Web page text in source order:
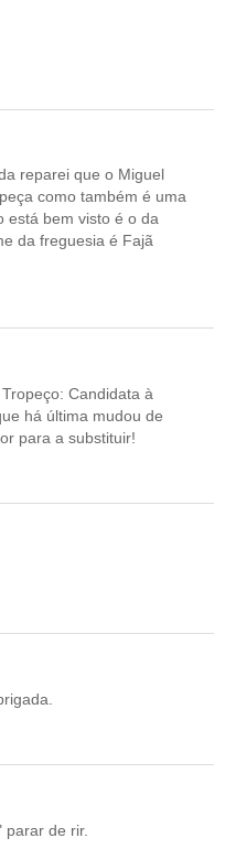
reparei que o Miguel
como também é uma
está bem visto é o da
da freguesia é Fajã
Candidata à
há última mudou de
para a substituir!
de rir.